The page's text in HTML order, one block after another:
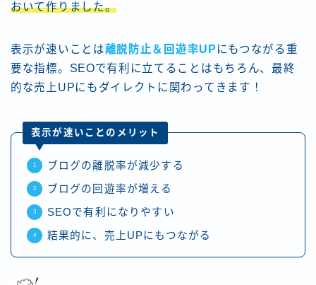
おいて作りました。
表示が速いことは離脱防止＆回遊率UP にもつながる重
要な指標。SEOで有利に立てることはもちろん、最終
的な売上UPにもダイレクトに関わってきます！
表示が速いことのメリット
ブログの離脱率が減少する
ブログの回遊率が増える
SEOで有利になりやすい
結果的に、売上UPにもつながる